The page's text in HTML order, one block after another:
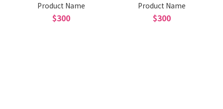
Product Name
$300
Product Name
$300